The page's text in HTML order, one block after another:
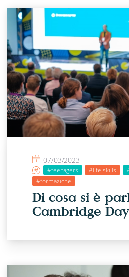
07/03/2023
#teenagers #life skills
#formazione
Di cosa si è
Cambridge